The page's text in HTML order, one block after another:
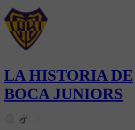
LA HISTORIA DE
BOCA JUNIORS